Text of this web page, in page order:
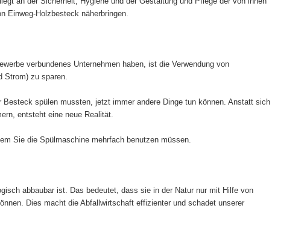
Einweg-Holzbesteck näherbringen.
verbundenes Unternehmen haben, ist die Verwendung von
Strom) zu sparen.
spülen mussten, jetzt immer andere Dinge tun können. Anstatt sich
entsteht eine neue Realität.
Sie die Spülmaschine mehrfach benutzen müssen.
abbaubar ist. Das bedeutet, dass sie in der Natur nur mit Hilfe von
Dies macht die Abfallwirtschaft effizienter und schadet unserer